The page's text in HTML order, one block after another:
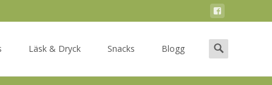
Läsk & Dryck Snacks Blogg
Search
for: